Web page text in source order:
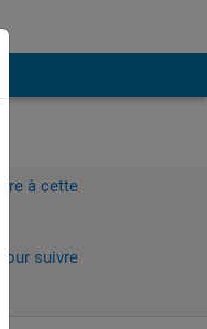
à cette
suivre